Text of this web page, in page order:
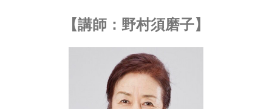
【講師：野村須磨子】